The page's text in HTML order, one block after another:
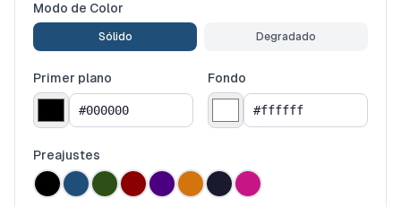
Modo de Color
Sólido Degradado
Primer plano Fondo
Preajustes